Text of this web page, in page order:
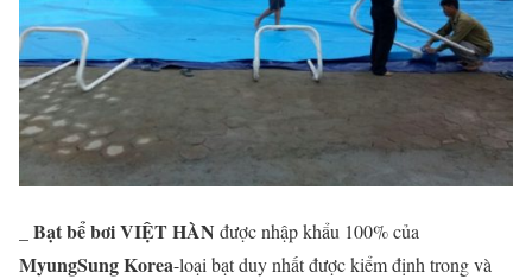
Bạt bể bơi VIỆT HÀN được nhập khẩu 100% của
MyungSung Korea-loại bạt duy nhất được kiểm định trong và